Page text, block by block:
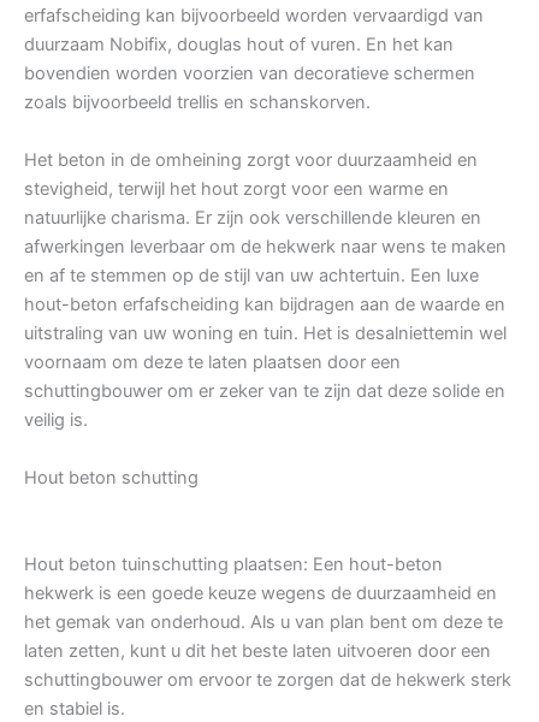
erfafscheiding kan bijvoorbeeld worden vervaardigd van
duurzaam Nobifix, douglas hout of vuren. En het kan
bovendien worden voorzien van decoratieve schermen
zoals bijvoorbeeld trellis en schanskorven.
Het beton in de omheining zorgt voor duurzaamheid en
stevigheid, terwijl het hout zorgt voor een warme en
natuurlijke charisma. Er zijn ook verschillende kleuren en
afwerkingen leverbaar om de hekwerk naar wens te maken
en af te stemmen op de stijl van uw achtertuin. Een luxe
hout-beton erfafscheiding kan bijdragen aan de waarde en
uitstraling van uw woning en tuin. Het is desalniettemin wel
voornaam om deze te laten plaatsen door een
schuttingbouwer om er zeker van te zijn dat deze solide en
veilig is.
Hout beton schutting
Hout beton tuinschutting plaatsen: Een hout-beton
hekwerk is een goede keuze wegens de duurzaamheid en
het gemak van onderhoud. Als u van plan bent om deze te
laten zetten, kunt u dit het beste laten uitvoeren door een
schuttingbouwer om ervoor te zorgen dat de hekwerk sterk
en stabiel is.